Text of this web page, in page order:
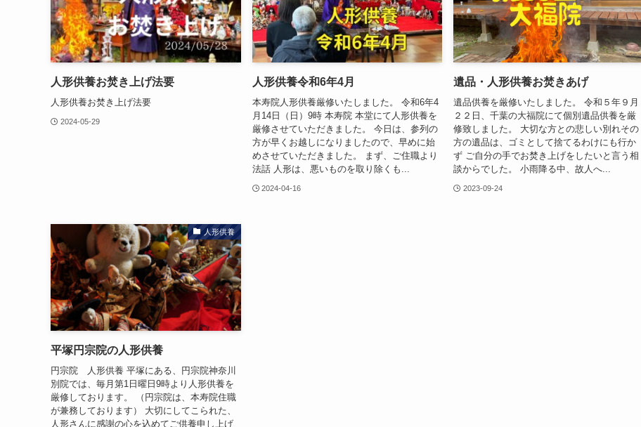
人形供養お焚き上げ法要
人形供養お焚き上げ法要
2024-05-29
人形供養令和6年4月
本寿院人形供養厳修いたしました。 令和6年4
月14日（日）9時 本寿院 本堂にて人形供養を
厳修させていただきました。 今日は、参列の
方が早くお越しになりましたので、早めに始
めさせていただきました。 まず、ご住職より
法話 人形は、悪いものを取り除くも...
2024-04-16
遺品・人形供養お焚きあげ
遺品供養を厳修いたしました。 令和５年９月
２２日、千葉の大福院にて個別遺品供養を厳
修致しました。 大切な方との悲しい別れその
方の遺品は、ゴミとして捨てるわけにも行か
ず ご自分の手でお焚き上げをしたいと言う相
談からでした。 小雨降る中、故人へ...
2023-09-24
人形供養
平塚円宗院の人形供養
円宗院 人形供養 平塚にある、円宗院神奈川
別院では、毎月第1日曜日9時より人形供養を
厳修しております。 （円宗院は、本寿院住職
が兼務しております） 大切にしてこられた、
人形さんに感謝の心を込めてご供養申し上げ